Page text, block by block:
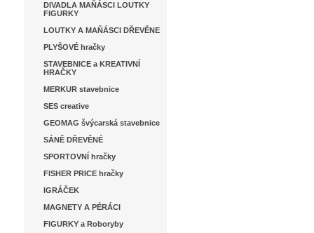
DIVADLA MAŇÁSCI LOUTKY
FIGURKY
LOUTKY A MAŇÁSCI DŘEVĚNE
PLYŠOVÉ hračky
STAVEBNICE a KREATIVNÍ
HRAČKY
MERKUR stavebnice
SES creative
GEOMAG švýcarská stavebnice
SÁNĚ DŘEVĚNÉ
SPORTOVNÍ hračky
FISHER PRICE hračky
IGRÁČEK
MAGNETY A PÉRÁCI
FIGURKY a Roboryby